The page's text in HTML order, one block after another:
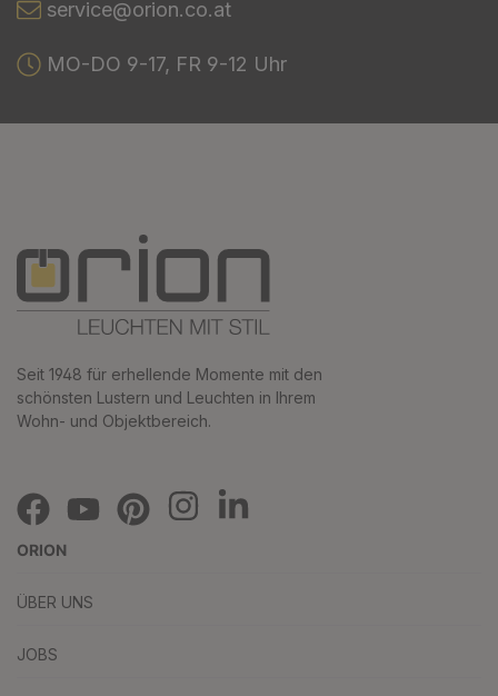
service@orion.co.at
MO-DO 9-17, FR 9-12 Uhr
Seit 1948 für erhellende Momente mit den
schönsten Lustern und Leuchten in Ihrem
Wohn- und Objektbereich.
ORION
ÜBER UNS
JOBS